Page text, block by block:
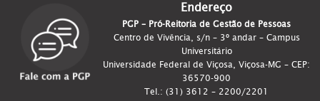
Endereço
PGP – Pró-Reitoria de Gestão de Pessoas
Centro de Vivência, s/n – 3º andar – Campus
Universitário
Universidade Federal de Viçosa, Viçosa-MG – CEP:
36570-900
Tel.: (31) 3612 – 2200/2201